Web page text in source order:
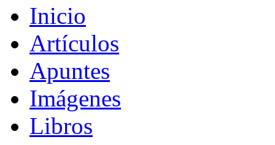
Inicio
Artículos
Apuntes
Imágenes
Libros